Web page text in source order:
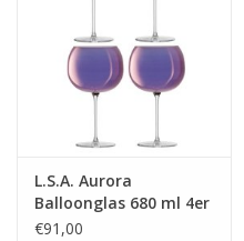
L.S.A. Aurora
Balloonglas 680 ml 4er
Set
€91,00